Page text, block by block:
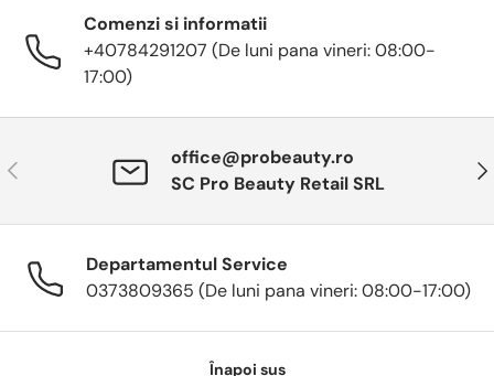
Comenzi si informatii
+40784291207 (De luni pana vineri: 08:00-
17:00)
Anterior
office@probeauty.ro
SC Pro Beauty Retail SRL
Departamentul Service
0373809365 (De luni pana vineri: 08:00-17:00)
Înapoi sus